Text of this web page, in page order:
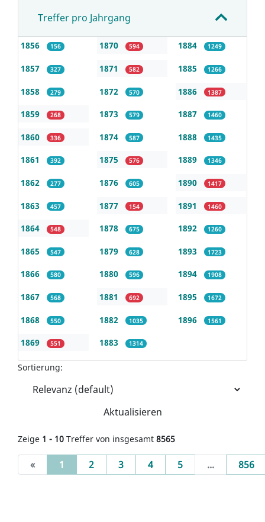
Treffer pro Jahrgang
1856 156
1857 327
1858 279
1859 268
1860 336
1861 392
1862 277
1863 457
1864 548
1865 547
1866 580
1867 568
1868 550
1869 551
1870 594
1871 582
1872 570
1873 579
1874 587
1875 576
1876 605
1877 154
1878 675
1879 628
1880 596
1881 692
1882 1035
1883 1314
1884 1249
1885 1266
1886 1387
1887 1460
1888 1435
1889 1346
1890 1417
1891 1460
1892 1260
1893 1723
1894 1908
1895 1672
1896 1561
Sortierung:
Aktualisieren
Zeige 1 - 10 Treffer von insgesamt 8565
« 1 (current)
2 3 4 5 ... 856